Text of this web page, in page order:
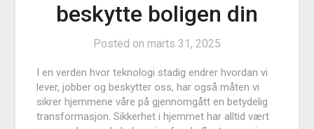
beskytte boligen din
Posted on marts 31, 2025
I en verden hvor teknologi stadig endrer hvordan vi
lever, jobber og beskytter oss, har også måten vi
sikrer hjemmene våre på gjennomgått en betydelig
transformasjon. Sikkerhet i hjemmet har alltid vært